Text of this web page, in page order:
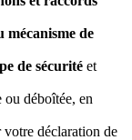
mécanisme de
de sécurité et
ou déboîtée, en
déclaration de